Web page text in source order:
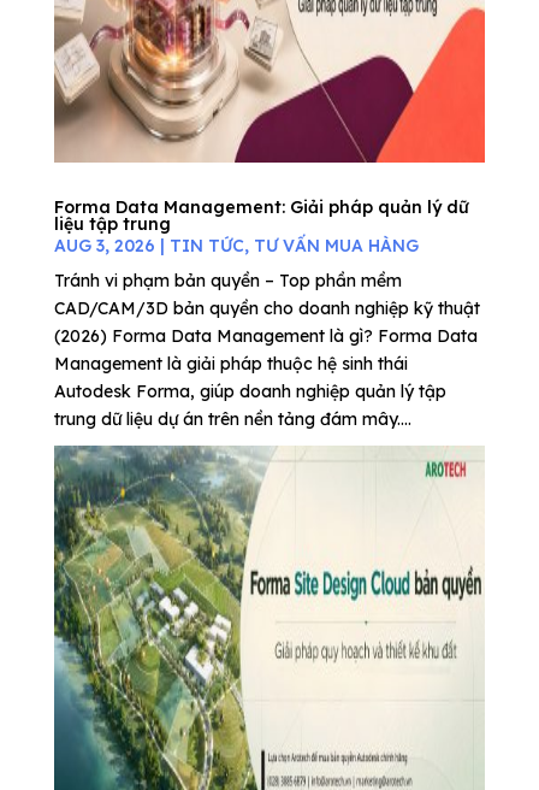
Forma Data Management: Giải pháp quản lý dữ
liệu tập trung
AUG 3, 2026 | TIN TỨC, TƯ VẤN MUA HÀNG
Tránh vi phạm bản quyền – Top phần mềm
CAD/CAM/3D bản quyền cho doanh nghiệp kỹ thuật
(2026) Forma Data Management là gì? Forma Data
Management là giải pháp thuộc hệ sinh thái
Autodesk Forma, giúp doanh nghiệp quản lý tập
trung dữ liệu dự án trên nền tảng đám mây....